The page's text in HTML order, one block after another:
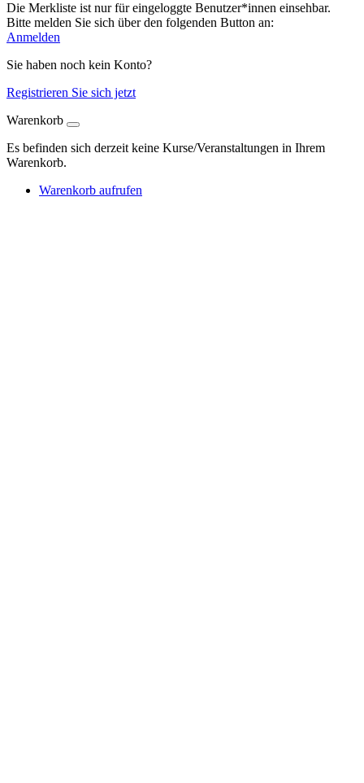
Die Merkliste ist nur für eingeloggte Benutzer*innen einsehbar.
Bitte melden Sie sich über den folgenden Button an:
Anmelden
Sie haben noch kein Konto?
Registrieren Sie sich jetzt
Warenkorb
Es befinden sich derzeit keine Kurse/Veranstaltungen in Ihrem
Warenkorb.
Warenkorb aufrufen